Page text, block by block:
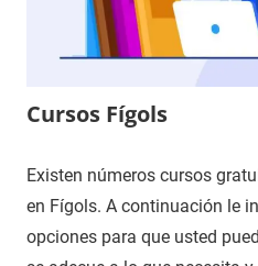
Cursos Fígols
Existen números cursos
en Fígols. A continuación le
opciones para que usted